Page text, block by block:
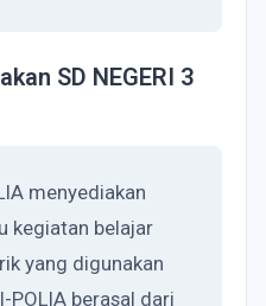
SD NEGERI 3
menyediakan
kegiatan belajar
yang digunakan
POLIA berasal dari